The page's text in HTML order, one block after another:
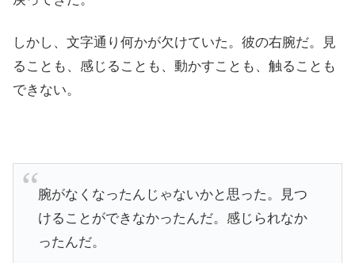
しかし、文字通り何かが欠けていた。彼の右腕だ。見
ることも、感じることも、動かすことも、触ることも
できない。
腕がなくなったんじゃないかと思った。見つ
けることができなかったんだ。感じられなか
ったんだ。